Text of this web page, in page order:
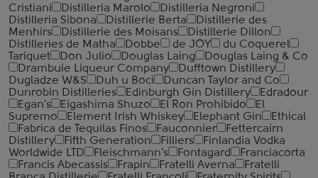
Cristiani
Distilleria Marolo
Distilleria Negroni
Distilleria Sibona
Distillerie Berta
Distillerie des
Menhirs
Distillerie des Moisans
Distillerie Dillon
Distilleries de Matha
Dobbe de JOY
du Coquerel
Tariquet
Don Julio Douglas Laing
Douglas Laing & Co
Drambuie Liqueur Company
Dufftown Distillery
Dugladze W&S
Duh u Boci
Duncan Taylor and Co
Dunrobin Distilleries
Edinburgh Gin Distillery
Edradour
Egan's
Eigashima Shuzo El Ron Prohibido
El
Supremo
Element Irish Whiskey Elephant Gin
Ethical
Fabrica de Tequilas Finos
Fauconnier
Fettercairn
Distillery
Fifth Generation Filliers
Finlandia Vodka
Worldwide LTD
Fleischmann's Fontagard
Franciacorta
Francis Abecassis
Frapin Fratelli Averna
Fratelli